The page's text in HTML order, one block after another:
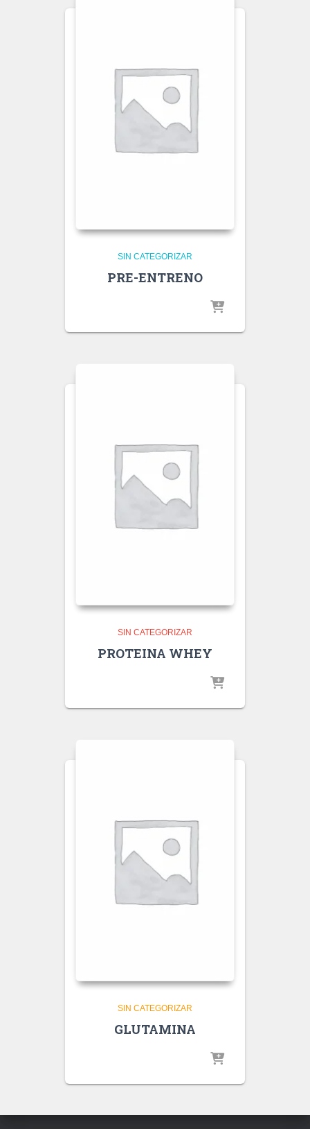
SIN CATEGORIZAR
PRE-ENTRENO
SIN CATEGORIZAR
PROTEINA WHEY
SIN CATEGORIZAR
GLUTAMINA